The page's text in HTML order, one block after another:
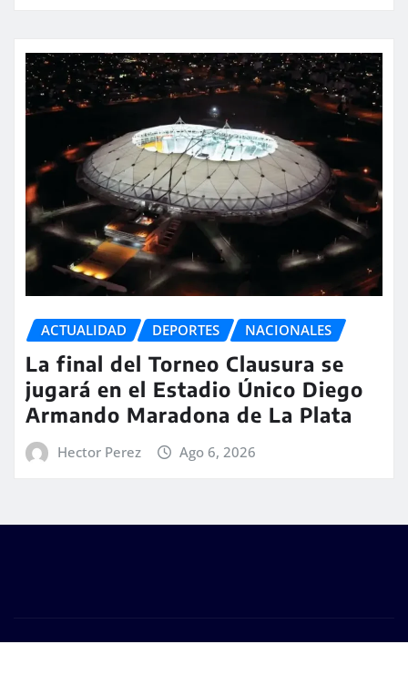
ACTUALIDAD DEPORTES NACIONALES
La final del Torneo Clausura se
jugará en el Estadio Único Diego
Armando Maradona de La Plata
Hector Perez Ago 6, 2026